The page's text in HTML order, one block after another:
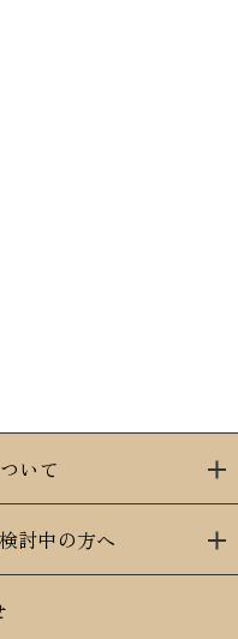
いて
討中の方へ